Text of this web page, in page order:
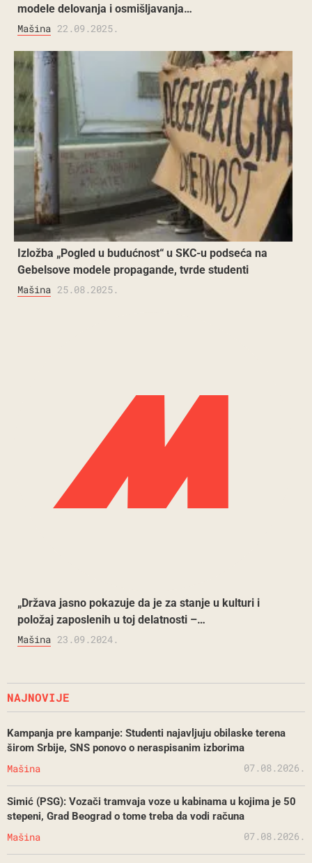
modele delovanja i osmišljavanja…
Mašina 22.09.2025.
Izložba „Pogled u budućnost“ u SKC-u podseća na
Gebelsove modele propagande, tvrde studenti
Mašina 25.08.2025.
„Država jasno pokazuje da je za stanje u kulturi i
položaj zaposlenih u toj delatnosti –…
Mašina 23.09.2024.
NAJNOVIJE
Kampanja pre kampanje: Studenti najavljuju obilaske terena
širom Srbije, SNS ponovo o neraspisanim izborima
Mašina 07.08.2026.
Simić (PSG): Vozači tramvaja voze u kabinama u kojima je 50
stepeni, Grad Beograd o tome treba da vodi računa
Mašina 07.08.2026.